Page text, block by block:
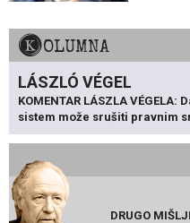
KOLUMNA
LÁSZLÓ VÉGEL
KOMENTAR LÁSZLA VÉGELA:
sistem može srušiti pravnim
DRUGO